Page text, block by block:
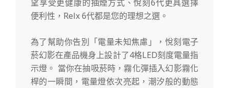
望享受更健康的抽煙方式、悅刻6代更具選擇
便利性，Relx 6代都是您的理想之選。
為了幫助你告別「電量未知焦慮」，悅刻電子
菸幻影在產品機身上設計了4格LED刻度電量指
示燈。 當你在抽吸菸時，霧化彈插入幻影霧化
桿的一瞬間，電量燈依次亮起，潮汐般的動態